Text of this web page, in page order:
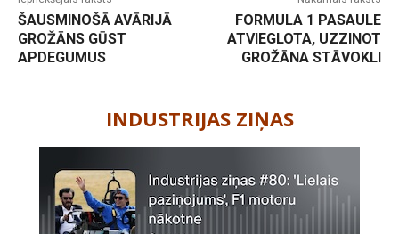
ŠAUSMINOŠĀ AVĀRIJĀ
GROŽĀNS GŪST
APDEGUMUS
FORMULA 1 PASAULE
ATVIEGLOTA, UZZINOT
GROŽĀNA STĀVOKLI
INDUSTRIJAS ZIŅAS